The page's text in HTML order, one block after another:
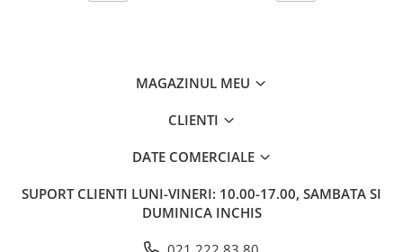
Literatura de divertisment
Moderna, contemporana
Young adult
MAGAZINUL MEU
CLIENTI
DATE COMERCIALE
SUPORT CLIENTI LUNI-VINERI: 10.00-17.00, SAMBATA SI
DUMINICA INCHIS